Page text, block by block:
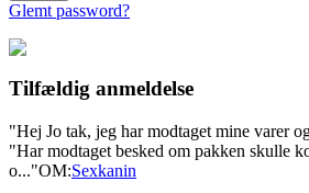
Glemt password?
Tilfældig anmeldelse
"Hej Jo tak, jeg har modtaget mine varer
"Har modtaget besked om pakken skulle
o..."OM:Sexkanin